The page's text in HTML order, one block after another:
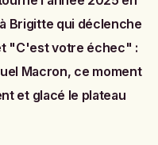
Brigitte qui déclenche
"C'est votre échec" :
Macron, ce moment
et glacé le plateau